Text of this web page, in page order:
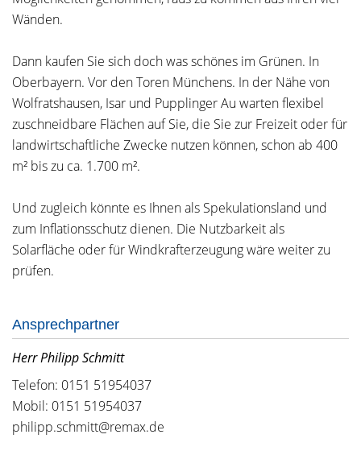
Wänden.
Dann kaufen Sie sich doch was schönes im Grünen. In
Oberbayern. Vor den Toren Münchens. In der Nähe von
Wolfratshausen, Isar und Pupplinger Au warten flexibel
zuschneidbare Flächen auf Sie, die Sie zur Freizeit oder für
landwirtschaftliche Zwecke nutzen können, schon ab 400
m² bis zu ca. 1.700 m².
Und zugleich könnte es Ihnen als Spekulationsland und
zum Inflationsschutz dienen. Die Nutzbarkeit als
Solarfläche oder für Windkrafterzeugung wäre weiter zu
prüfen.
Ansprechpartner
Herr Philipp Schmitt
Telefon: 0151 51954037
Mobil: 0151 51954037
philipp.schmitt@remax.de